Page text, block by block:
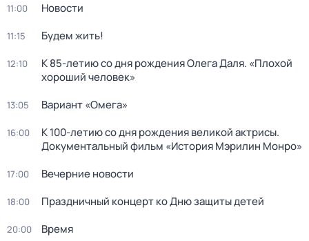
11:00 Новости
11:15 Будем жить!
12:10
К 85-летию со дня рождения Олега Даля. «Плохой
хороший человек»
13:05 Вариант «Омега»
16:00
К 100-летию со дня рождения великой актрисы.
Документальный фильм «История Мэрилин Монро»
17:00 Вечерние новости
18:00 Праздничный концерт ко Дню защиты детей
20:00 Время